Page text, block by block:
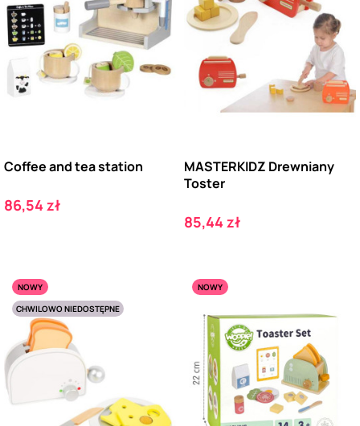
Coffee and tea station
Cena
86,54 zł
MASTERKIDZ Drewniany
Toster
Cena
85,44 zł
NOWY
CHWILOWO NIEDOSTĘPNE
NOWY